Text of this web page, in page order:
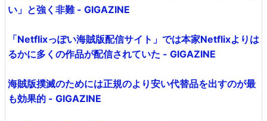
い」と強く非難 - GIGAZINE
「Netflixっぽい海賊版配信サイト」では本家Netflixよりは
るかに多くの作品が配信されていた - GIGAZINE
海賊版撲滅のためには正規のより安い代替品を出すのが最
も効果的 - GIGAZINE